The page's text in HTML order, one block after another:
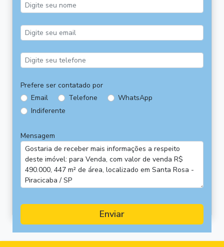
Prefere ser contatado por
Email
Telefone
WhatsApp
Indiferente
Mensagem
Enviar